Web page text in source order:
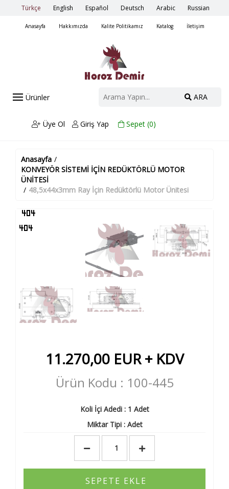
Türkçe English Español Deutsch Arabic Russian
Anasayfa Hakkımızda Kalite Politikamız Katalog İletişim
Ürünler ARA
Üye Ol Giriş Yap Sepet (0)
Anasayfa /
KONVEYÖR SİSTEMİ İÇİN REDÜKTÖRLÜ MOTOR
ÜNİTESİ
/ 48,5x44x3mm Ray İçin Redüktörlü Motor Ünitesi
11.270,00EUR + KDV
Ürün Kodu : 100-445
Koli İçi Adedi : 1 Adet
Miktar Tipi : Adet
SEPETE EKLE